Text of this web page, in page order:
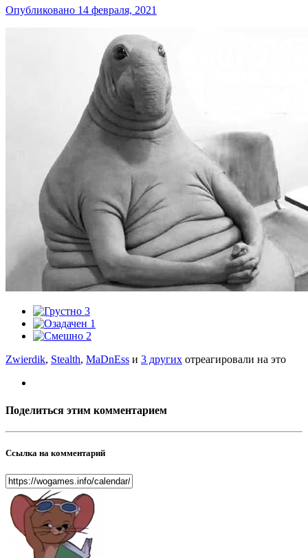
Опубликовано 14 февраля, 2021
3
1
2
Zwierdik, Stealth, MaDnEss и 3 других отреагировали на это
Поделиться этим комментарием
Ссылка на комментарий